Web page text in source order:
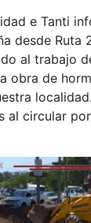
e Tanti
desde Ruta
al trabajo
obra de
al circular